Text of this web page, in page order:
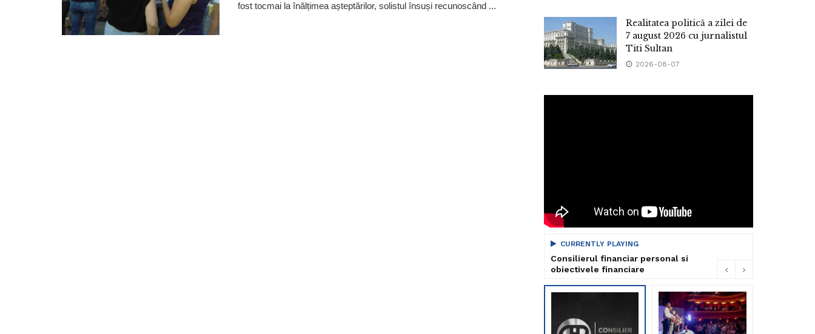
fost tocmai la înălțimea așteptărilor, solistul însuși recunoscând ...
Realitatea politică a zilei de
7 august 2026 cu jurnalistul
Titi Sultan
2026-08-07
CURRENTLY PLAYING
Consilierul financiar personal si
obiectivele financiare